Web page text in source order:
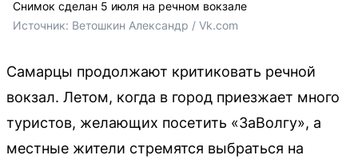
Снимок сделан 5 июля на речном вокзале
Источник: Ветошкин Александр / Vk.com
Самарцы продолжают критиковать речной
вокзал. Летом, когда в город приезжает много
туристов, желающих посетить «ЗаВолгу», а
местные жители стремятся выбраться на